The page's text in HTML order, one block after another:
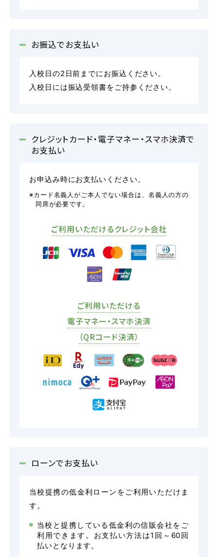
マイマイスクール笹丘
マイマイスクール花畑
福岡大学前営業所ブログ
各種講習
選ばれる理由
お振込でお支払い
入校日の2日前までにお振込ください。
入校日には振込受領書をご持参ください。
クレジットカード・電子マネー・スマホ決済で
お支払い
お申込み時にお支払いください。
※カード名義人がご本人でない場合は、名義人の方の
同席が必要です。
ご利用いただけるクレジット会社
ご利用いただける
電子マネー・スマホ決済
（QRコード決済）
ローンでお支払い
当校提携の低金利ローンをご利用いただけま
す。
当校と提携している低金利の信販会社をご
利用できます。お支払い方法は1回～60回
払いとなります。